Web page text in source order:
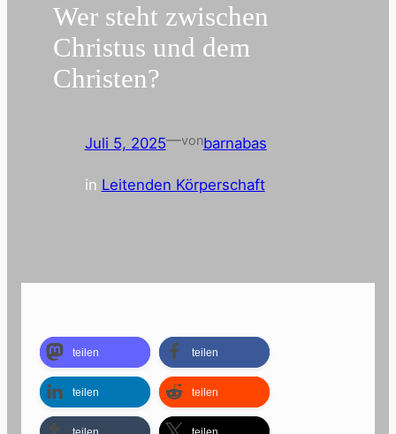
Wer steht zwischen
Christus und dem
Christen?
Juli 5, 2025—vonbarnabas
in Leitenden Körperschaft
teilen teilen
teilen teilen